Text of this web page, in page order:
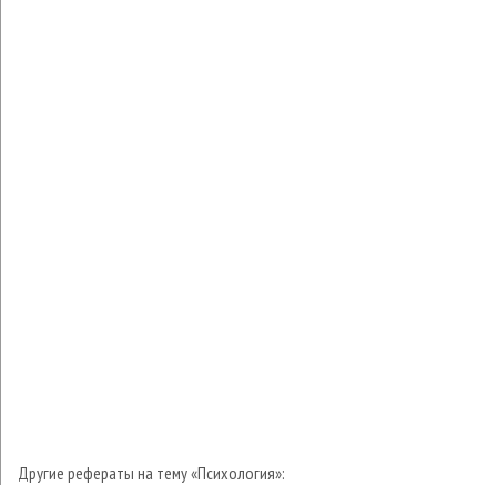
Другие рефераты на тему «Психология»: